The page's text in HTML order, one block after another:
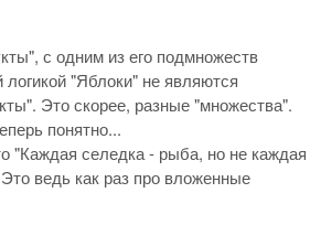
с одним из его подмножеств
"Яблоки" не являются
Это скорее, разные "множества".
понятно...
"Каждая селедка - рыба, но не каждая
ведь как раз про вложенные